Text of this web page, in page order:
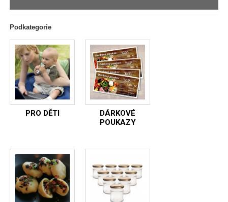
Podkategorie
PRO DĚTI
DÁRKOVÉ
POUKAZY